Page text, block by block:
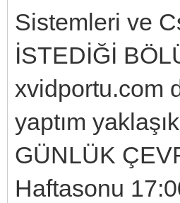
Sistemleri ve
İSTEDİĞİ
xvidportu.com
yaptım
GÜNLÜK
Haftasonu